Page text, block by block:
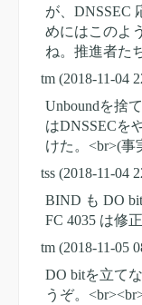
が、DNSSEC
めにはこのよ
ね。推進者た
tm (2018-11-04
Unboundを捨
はDNSSECを
けた。<br>(事
tss (2018-11-04
BIND も DO
FC 4035 は修
tm (2018-11-05
DO bitを立て
うぞ。